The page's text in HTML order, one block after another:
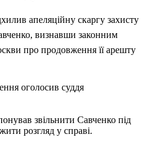
апеляційну скаргу захисту
визнавши законним
про продовження її арешту
оголосив суддя
звільнити Савченко під
розгляд у справі.